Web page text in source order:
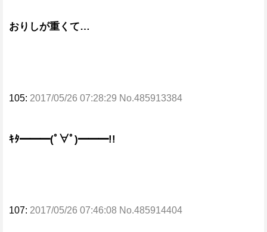
おりしが重くて…
105: 2017/05/26 07:28:29 No.485913384
ｷﾀ━━━(ﾟ∀ﾟ)━━━!!
107: 2017/05/26 07:46:08 No.485914404